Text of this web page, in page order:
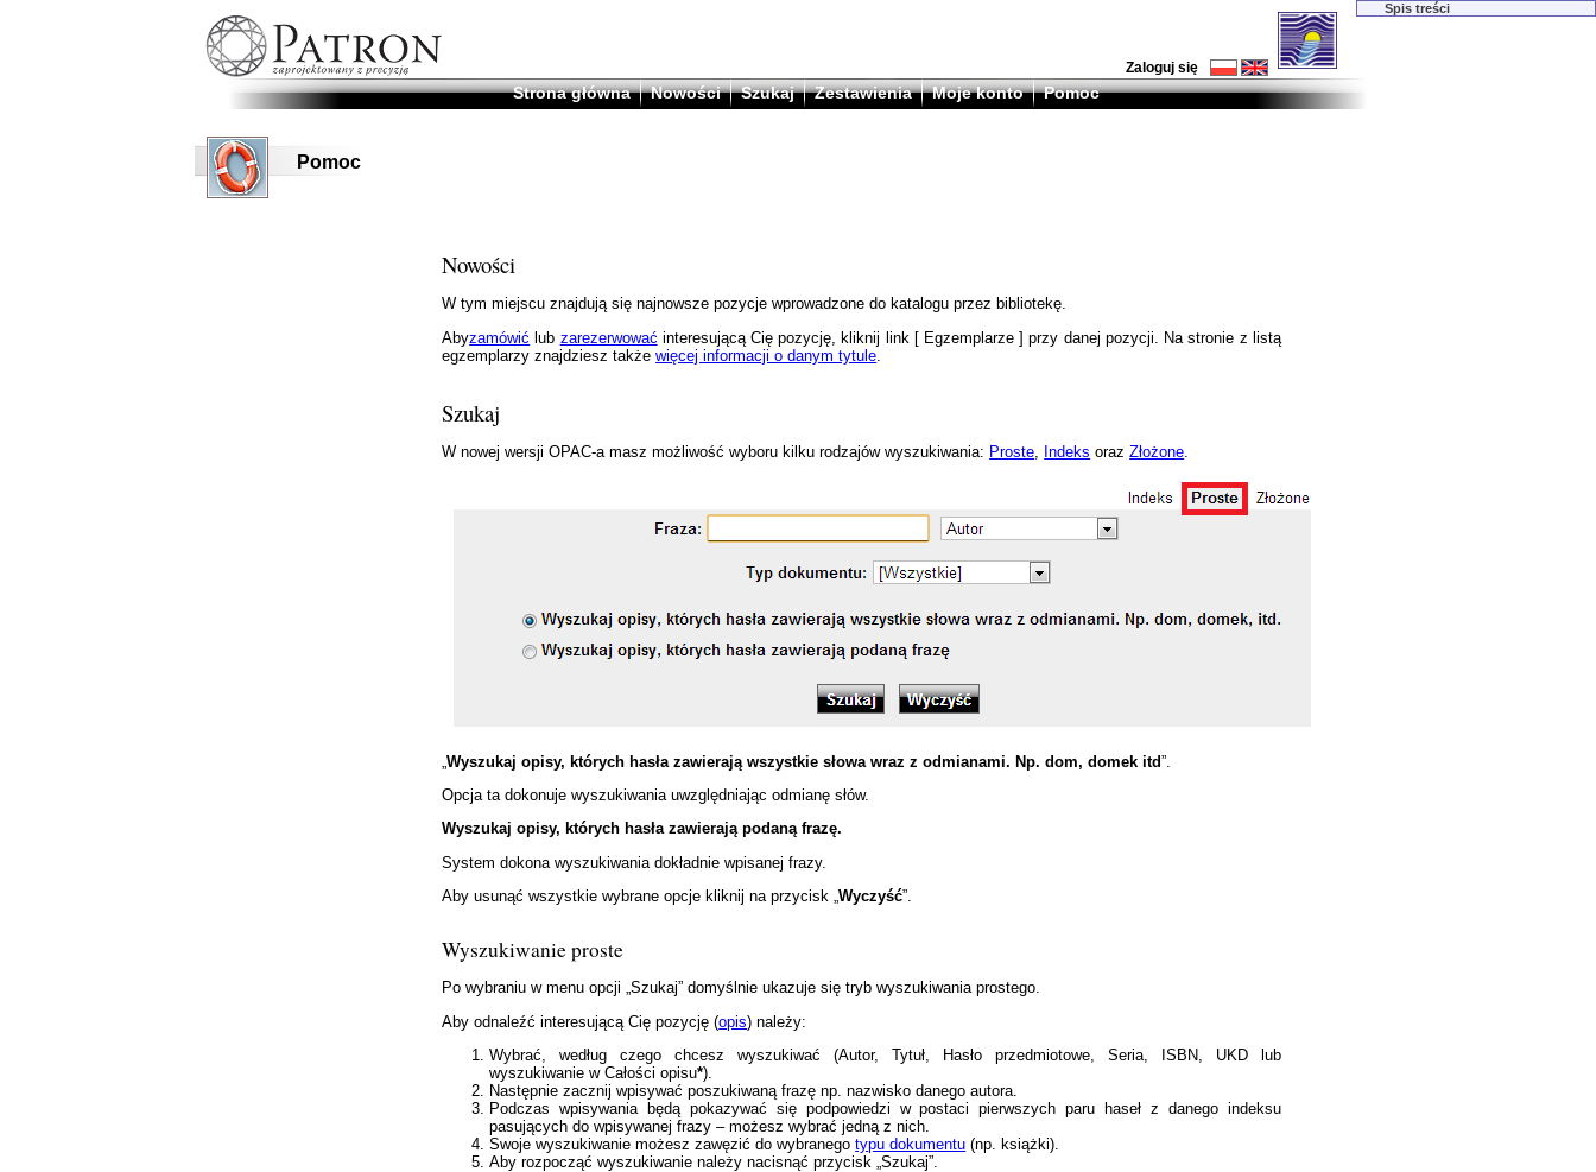
Zaloguj się
Strona główna Nowości Szukaj Zestawienia Moje konto Pomoc
Pomoc
Nowości
W tym miejscu znajdują się najnowsze pozycje wprowadzone do katalogu przez bibliotekę.
Abyzamówić lub zarezerwować interesującą Cię pozycję, kliknij link [ Egzemplarze ] przy danej pozycji. Na stronie z listą
egzemplarzy znajdziesz takżewięcej informacji o danym tytule
Szukaj
W nowej wersji OPAC-a masz możliwość wyboru kilku rodzajów wyszukiwania: Proste Indeks orazZłożone
„Wyszukaj opisy, których hasła zawierają wszystkie słowa wraz z odmianami. Np. dom, domek itd”.
Opcja ta dokonuje wyszukiwania uwzględniając odmianę słów.
Wyszukaj opisy, których hasła zawierają podaną frazę.
System dokona wyszukiwania dokładnie wpisanej frazy.
Aby usunąć wszystkie wybrane opcje kliknij na przycisk „Wyczyść”.
Wyszukiwanie proste
Po wybraniu w menu opcji „Szukaj” domyślnie ukazuje się tryb wyszukiwania prostego.
Aby odnaleźć interesującą Cię pozycję (opis) należy:
Wybrać, według czego chcesz wyszukiwać (Autor, Tytuł, Hasło przedmiotowe, Seria, ISBN, UKD lub
wyszukiwanie w Całości opisu*).
Następnie zacznij wpisywać poszukiwaną frazę np. nazwisko danego autora.
Podczas wpisywania będą pokazywać się podpowiedzi w postaci pierwszych paru haseł z danego indeksu
pasujących do wpisywanej frazy – możesz wybrać jedną z nich.
Swoje wyszukiwanie możesz zawęzić do wybranegotypu dokumentu (np. książki).
Aby rozpocząć wyszukiwanie należy nacisnąć przycisk „Szukaj”.
Spis treści